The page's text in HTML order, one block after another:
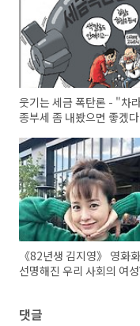
웃기는 세금 폭탄론 - "차
종부세 좀 내봤으면 좋겠
《82년생 김지영》 영화
선명해진 우리 사회의 여
댓글